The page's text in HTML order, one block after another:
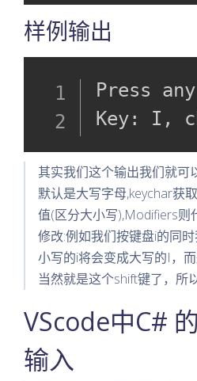
样例输出
Press
Key: I,
其实我们这个输出我们就可
默认是大写字母,keychar获
值(区分大小写),Modifiers则
修改:例如我们按键盘i的同
小写的i将会变成大写的I，
当然就是这个shift键了，所
VScode中C#
输入